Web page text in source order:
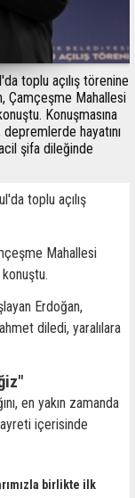
toplu açılış törenine
Çamçeşme Mahallesi
Konuşmasına
hayatını
şifa dileğinde
toplu açılış
Mahallesi
Erdoğan,
diledi, yaralılara
en yakın zamanda
içerisinde
birlikte ilk